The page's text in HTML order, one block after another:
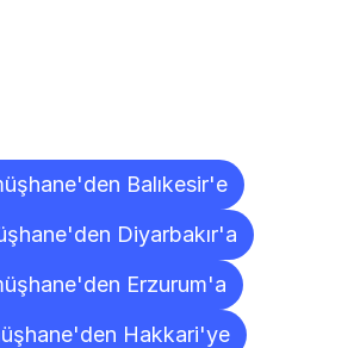
Balıkesir'e
Diyarbakır'a
Erzurum'a
Hakkari'ye